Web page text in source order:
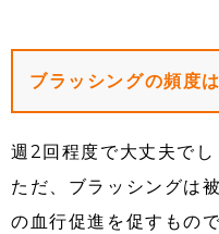
ブラッシングの頻度
週2回程度で大丈夫でし
ただ、ブラッシングは
の血行促進を促すもの